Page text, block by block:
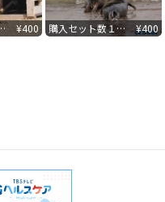
んなありがとう」 ¥400 購入セット数１００枚突破記念「２人で帰ろう」 ¥400